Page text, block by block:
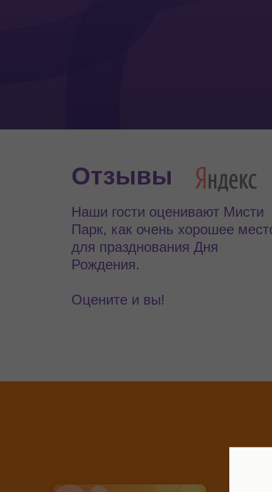
Отзывы
Наши гости оценивают Мисти
Парк, как очень хорошее
для празднования Дня
Рождения.
Оцените и вы!